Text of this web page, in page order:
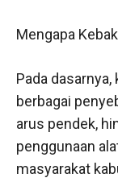
Mengapa
Pada
berbagai
arus pendek,
penggunaan
masyarakat